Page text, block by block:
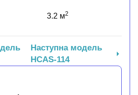
3.2 м2
Наступна модель
HCAS-114